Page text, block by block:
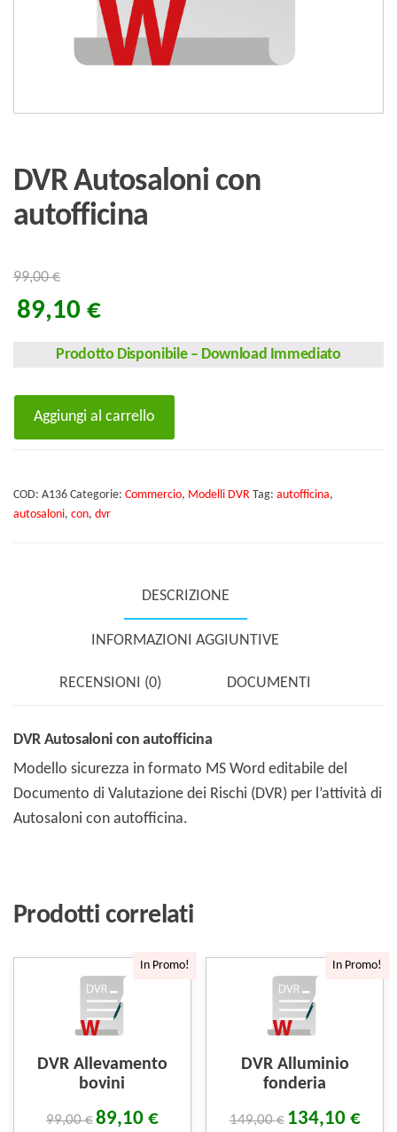
DVR Autosaloni con
autofficina
99,00€
89,10 €
Prodotto Disponibile – Download Immediato
quantità
Aggiungi al carrello
COD: A136 Categorie: Commercio, Modelli DVR Tag: autofficina,
autosaloni, con, dvr
DESCRIZIONE
INFORMAZIONI AGGIUNTIVE
RECENSIONI (0) DOCUMENTI
DVR Autosaloni con autofficina
Modello sicurezza in formato MS Word editabile del
Documento di Valutazione dei Rischi (DVR) per l’attività di
Autosaloni con autofficina.
Prodotti correlati
In Promo!
DVR Allevamento
bovini
99,00€89,10 €
In Promo!
DVR Alluminio
fonderia
149,00€ 134,10 €